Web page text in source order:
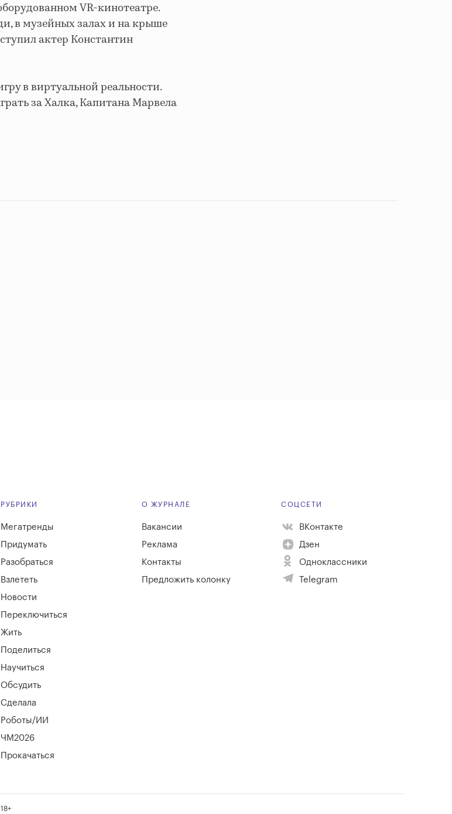
VR-кинотеатре.
в музейных залах и на крыше
актер Константин
в виртуальной реальности.
за Халка, Капитана Марвела
РУБРИКИ
Мегатренды
Придумать
Разобраться
Взлететь
Новости
Переключиться
Жить
Поделиться
Научиться
Обсудить
Сделала
Роботы/ИИ
ЧМ2026
Прокачаться
О ЖУРНАЛЕ
Вакансии
Реклама
Контакты
Предложить колонку
СОЦСЕТИ
ВКонтакте
Дзен
Одноклассники
Telegram
18+